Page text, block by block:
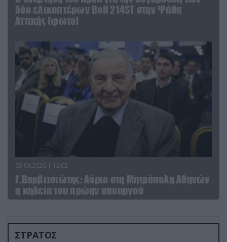
δύο ελικοπτέρων Bell 214ST στην Ψάθα
Αττικής (φωτο)
03.08.2026 | 12:02
Γ.Βαρβιτσιώτης: Aύριο στη Μητρόπολη Αθηνών
η κηδεία του πρώην υπουργού
ΣΤΡΑΤΟΣ